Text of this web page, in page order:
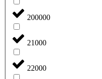
200000
21000
22000